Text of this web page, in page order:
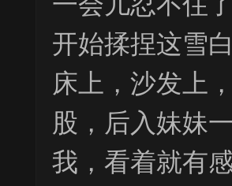
开始揉捏这雪
床上，沙发上
股，后入妹妹
我，看着就有